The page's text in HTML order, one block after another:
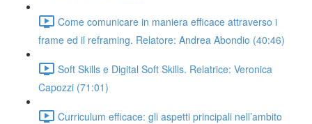
Come comunicare in maniera efficace attraverso i
frame ed il reframing. Relatore: Andrea Abondio (40:46)
Soft Skills e Digital Soft Skills. Relatrice: Veronica
Capozzi (71:01)
Curriculum efficace: gli aspetti principali nell’ambito